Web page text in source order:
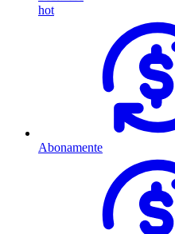
hot
Abonamente